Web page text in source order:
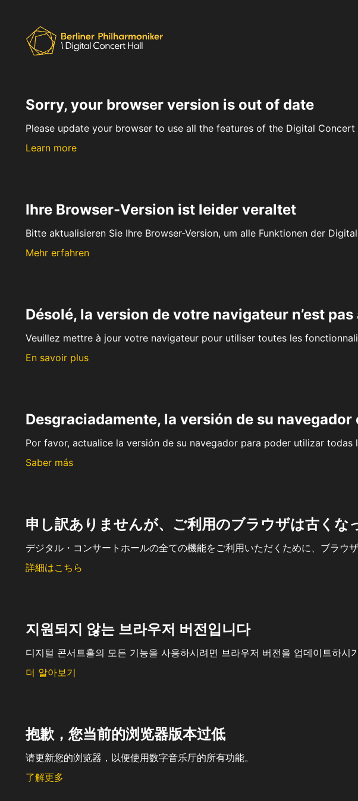
Sorry, your browser version is out of date
Please update your browser to use all the features of the Digital Concert
Learn more
Ihre Browser-Version ist leider veraltet
Bitte aktualisieren Sie Ihre Browser-Version, um alle Funktionen der
Mehr erfahren
Désolé, la version de votre navigateur n’est pas
Veuillez mettre à jour votre navigateur pour utiliser toutes les
En savoir plus
Desgraciadamente, la versión de su navegador
Por favor, actualice la versión de su navegador para poder utilizar
Saber más
申し訳ありませんが、ご利用のブラウザは古くな
デジタル・コンサートホールの全ての機能をご利用いただくために、ブラウ
詳細はこちら
지원되지 않는 브라우저 버전입니다
디지털 콘서트홀의 모든 기능을 사용하시려면 브라우저 버전을 업데이트하시
더 알아보기
抱歉，您当前的浏览器版本过低
请更新您的浏览器，以便使用数字音乐厅的所有功能。
了解更多